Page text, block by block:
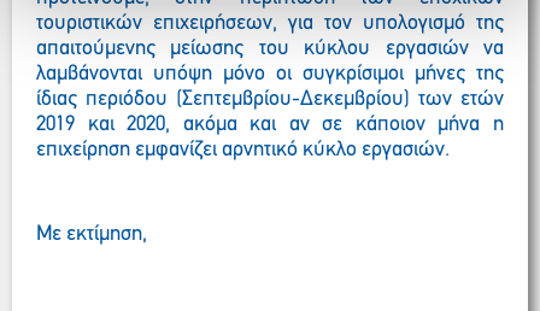
τουριστικών επιχειρήσεων, για τον υπολογισμό της
απαιτούμενης μείωσης του κύκλου εργασιών να
λαμβάνονται υπόψη μόνο οι συγκρίσιμοι μήνες της
ίδιας περιόδου (Σεπτεμβρίου-Δεκεμβρίου) των ετών
2019 και 2020, ακόμα και αν σε κάποιον μήνα η
επιχείρηση εμφανίζει αρνητικό κύκλο εργασιών.
Με εκτίμηση,